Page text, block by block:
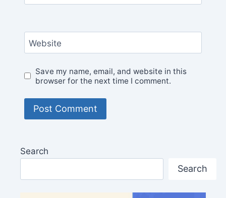
Website
Save my name, email, and website in this
browser for the next time I comment.
Search
Search